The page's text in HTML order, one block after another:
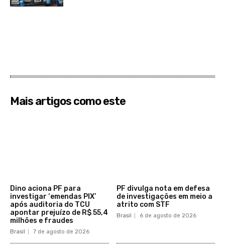
Mais artigos como este
Dino aciona PF para
investigar ‘emendas PIX’
após auditoria do TCU
apontar prejuízo de R$ 55,4
milhões e fraudes
Brasil 7 de agosto de 2026
PF divulga nota em defesa
de investigações em meio a
atrito com STF
Brasil 6 de agosto de 2026